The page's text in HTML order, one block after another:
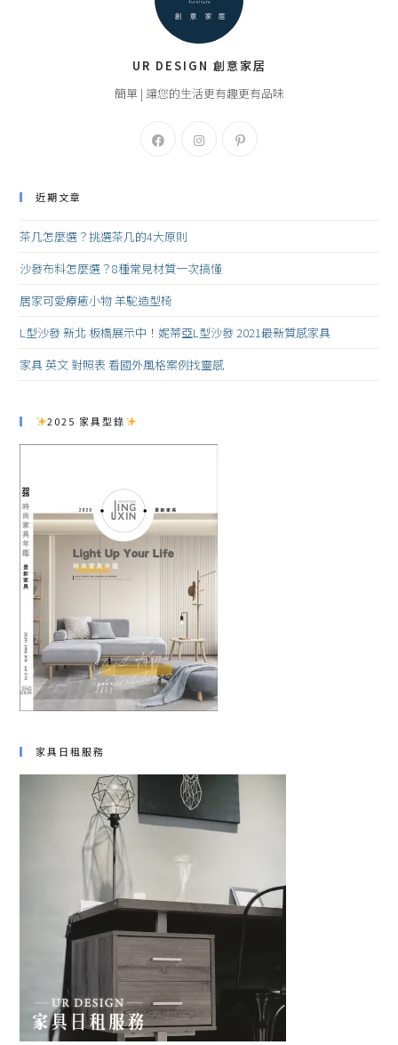
UR DESIGN 創意家居
簡單 | 讓您的生活更有趣更有品味
近期文章
茶几怎麼選？挑選茶几的4大原則
沙發布料怎麼選？8種常見材質一次搞懂
居家可愛療癒小物 羊駝造型椅
L型沙發 新北 板橋展示中！妮蒂亞L型沙發 2021最新質感家具
家具 英文 對照表 看國外風格案例找靈感
2025 家具型錄
家具日租服務